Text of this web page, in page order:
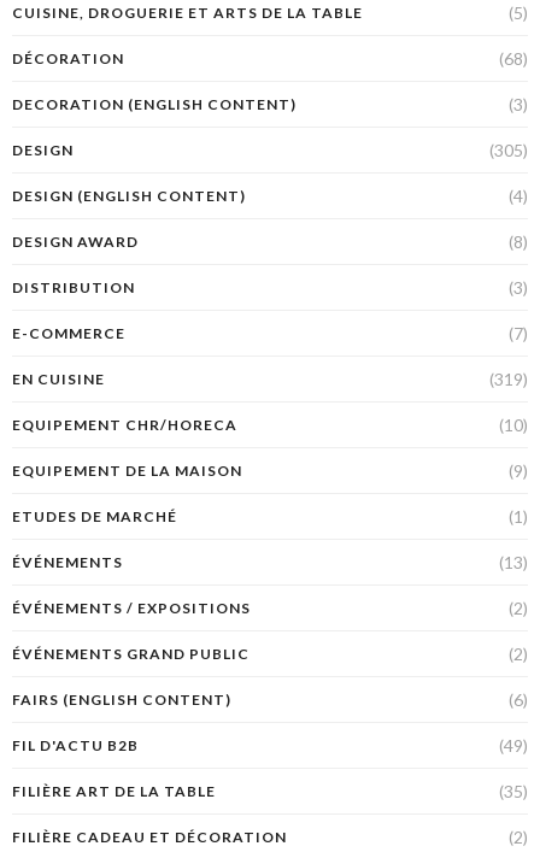
CUISINE, DROGUERIE ET ARTS DE LA TABLE (5)
DÉCORATION (68)
DECORATION (ENGLISH CONTENT) (3)
DESIGN (305)
DESIGN (ENGLISH CONTENT) (4)
DESIGN AWARD (8)
DISTRIBUTION (3)
E-COMMERCE (7)
EN CUISINE (319)
EQUIPEMENT CHR/HORECA (10)
EQUIPEMENT DE LA MAISON (9)
ETUDES DE MARCHÉ (1)
ÉVÉNEMENTS (13)
ÉVÉNEMENTS / EXPOSITIONS (2)
ÉVÉNEMENTS GRAND PUBLIC (2)
FAIRS (ENGLISH CONTENT) (6)
FIL D'ACTU B2B (49)
FILIÈRE ART DE LA TABLE (35)
FILIÈRE CADEAU ET DÉCORATION (2)